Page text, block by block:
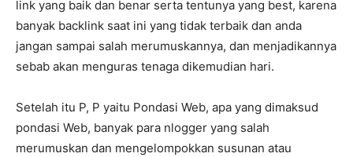
link yang baik dan benar serta tentunya yang best, karena
banyak backlink saat ini yang tidak terbaik dan anda
jangan sampai salah merumuskannya, dan menjadikannya
sebab akan menguras tenaga dikemudian hari.
Setelah itu P, P yaitu Pondasi Web, apa yang dimaksud
pondasi Web, banyak para nlogger yang salah
merumuskan dan mengelompokkan susunan atau